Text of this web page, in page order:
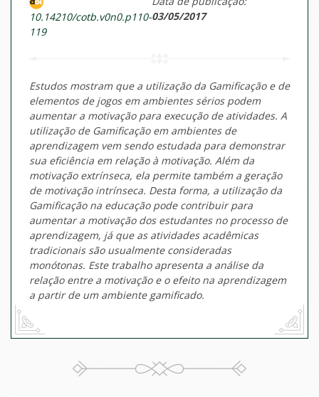
10.14210/cotb.v0n0.p110-
119
03/05/2017
Estudos mostram que a utilização da Gamificação e de
elementos de jogos em ambientes sérios podem
aumentar a motivação para execução de atividades. A
utilização de Gamificação em ambientes de
aprendizagem vem sendo estudada para demonstrar
sua eficiência em relação à motivação. Além da
motivação extrínseca, ela permite também a geração
de motivação intrínseca. Desta forma, a utilização da
Gamificação na educação pode contribuir para
aumentar a motivação dos estudantes no processo de
aprendizagem, já que as atividades acadêmicas
tradicionais são usualmente consideradas
monótonas. Este trabalho apresenta a análise da
relação entre a motivação e o efeito na aprendizagem
a partir de um ambiente gamificado.